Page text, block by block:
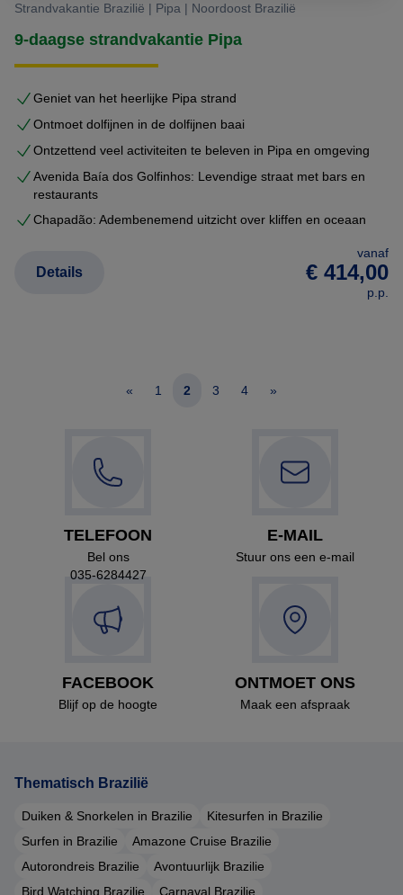
Strandvakantie Brazilië | Pipa | Noordoost Brazilië
9-daagse strandvakantie Pipa
Geniet van het heerlijke Pipa strand
Ontmoet dolfijnen in de dolfijnen baai
Ontzettend veel activiteiten te beleven in Pipa en omgeving
Avenida Baía dos Golfinhos: Levendige straat met bars en
restaurants
Chapadão: Adembenemend uitzicht over kliffen en oceaan
vanaf
€ 414,00
p.p.
Details
« 1 2 3 4 »
TELEFOON
Bel ons
035-6284427
E-MAIL
Stuur ons een e-mail
FACEBOOK
Blijf op de hoogte
ONTMOET ONS
Maak een afspraak
Thematisch Brazilië
Duiken & Snorkelen in Brazilie
Kitesurfen in Brazilie
Surfen in Brazilie
Amazone Cruise Brazilie
Autorondreis Brazilie
Avontuurlijk Brazilie
Bird Watching Brazilie
Carnaval Brazilie